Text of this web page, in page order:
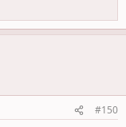
#150